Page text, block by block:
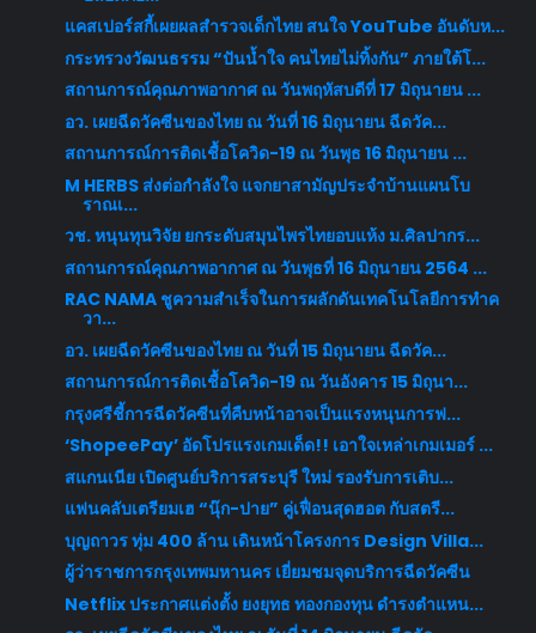
แคสเปอร์สกี้เผยผลสำรวจเด็กไทย สนใจ YouTube อันดับห...
กระทรวงวัฒนธรรม “ปันน้ำใจ คนไทยไม่ทิ้งกัน” ภายใต้โ...
สถานการณ์คุณภาพอากาศ ณ วันพฤหัสบดีที่ 17 มิถุนายน ...
อว. เผยฉีดวัคซีนของไทย ณ วันที่ 16 มิถุนายน ฉีดวัค...
สถานการณ์การติดเชื้อโควิด-19 ณ วันพุธ 16 มิถุนายน ...
M HERBS ส่งต่อกำลังใจ แจกยาสามัญประจำบ้านแผนโบ
ราณเ...
วช. หนุนทุนวิจัย ยกระดับสมุนไพรไทยอบแห้ง ม.ศิลปากร...
สถานการณ์คุณภาพอากาศ ณ วันพุธที่ 16 มิถุนายน 2564 ...
RAC NAMA ชูความสำเร็จในการผลักดันเทคโนโลยีการทำค
วา...
อว. เผยฉีดวัคซีนของไทย ณ วันที่ 15 มิถุนายน ฉีดวัค...
สถานการณ์การติดเชื้อโควิด-19 ณ วันอังคาร 15 มิถุนา...
กรุงศรีชี้การฉีดวัคซีนที่คืบหน้าอาจเป็นแรงหนุนการฟ...
‘ShopeePay’ อัดโปรแรงเกมเด็ด!! เอาใจเหล่าเกมเมอร์ ...
สแกนเนีย เปิดศูนย์บริการสระบุรี ใหม่ รองรับการเติบ...
แฟนคลับเตรียมเฮ “นุ๊ก-ปาย” คู่เฟื่อนสุดฮอต กับสตรี...
บุญถาวร ทุ่ม 400 ล้าน เดินหน้าโครงการ Design Villa...
ผู้ว่าราชการกรุงเทพมหานคร เยี่ยมชมจุดบริการฉีดวัคซีน
Netflix ประกาศแต่งตั้ง ยงยุทธ ทองกองทุน ดำรงตำแหน...